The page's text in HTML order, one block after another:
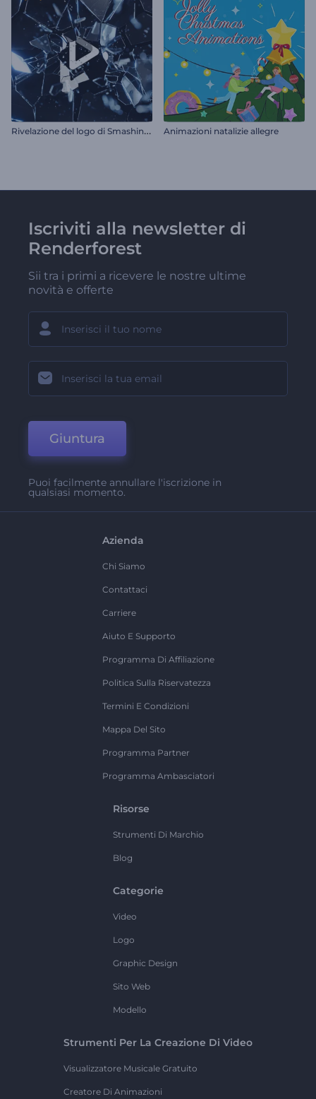
R
ivelazione del logo di Smashing Glass Animazioni natalizie allegre
Iscriviti alla newsletter di
Renderforest
Sii tra i primi a ricevere le nostre ultime
novità e offerte
Giuntura
Puoi facilmente annullare l'iscrizione in
qualsiasi momento.
Azienda
Chi Siamo
Contattaci
Carriere
Aiuto E Supporto
Programma Di Affiliazione
Politica Sulla Riservatezza
Termini E Condizioni
Mappa Del Sito
Programma Partner
Programma Ambasciatori
Risorse
Strumenti Di Marchio
Blog
Categorie
Video
Logo
Graphic Design
Sito Web
Modello
Strumenti Per La Creazione Di Video
Visualizzatore Musicale Gratuito
Creatore Di Animazioni